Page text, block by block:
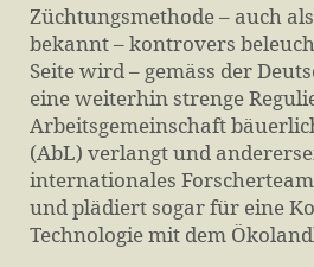
Züchtungsmethode – auch
bekannt – kontrovers
Seite wird – gemäss der
eine weiterhin strenge
Arbeitsgemeinschaft
(AbL) verlangt und
internationales
und plädiert sogar für eine
Technologie mit dem